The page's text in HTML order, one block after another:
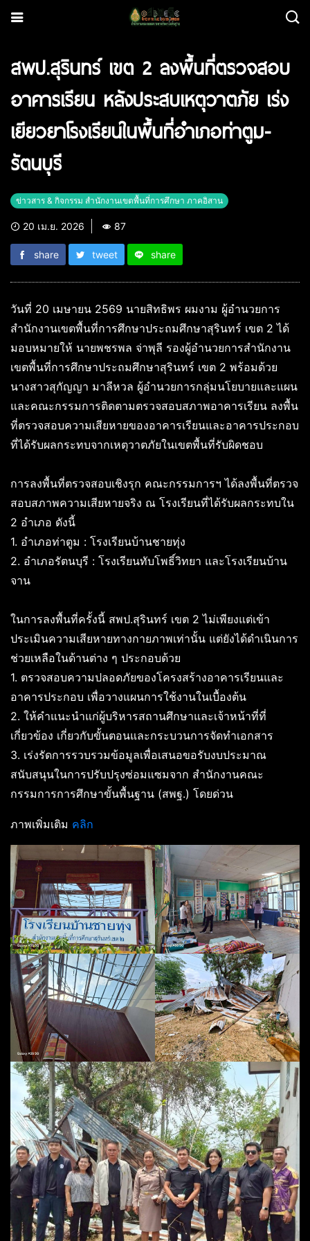
สพป.สุรินทร์ เขต 2 ลงพื้นที่ตรวจสอบ
อาคารเรียน หลังประสบเหตุวาตภัย เร่ง
เยียวยาโรงเรียนในพื้นที่อำเภอท่าตูม-
รัตนบุรี
ข่าวสาร & กิจกรรม สำนักงานเขตพื้นที่การศึกษา ภาคอิสาน
20 เม.ย. 2026 87
share tweet share
วันที่ 20 เมษายน 2569 นายสิทธิพร ผมงาม ผู้อำนวยการ
สำนักงานเขตพื้นที่การศึกษาประถมศึกษาสุรินทร์ เขต 2 ได้
มอบหมายให้ นายพชรพล จ่าพุลี รองผู้อำนวยการสำนักงาน
เขตพื้นที่การศึกษาประถมศึกษาสุรินทร์ เขต 2 พร้อมด้วย
นางสาวสุกัญญา มาลีหวล ผู้อำนวยการกลุ่มนโยบายและแผน
และคณะกรรมการติดตามตรวจสอบสภาพอาคารเรียน ลงพื้น
ที่ตรวจสอบความเสียหายของอาคารเรียนและอาคารประกอบ
ที่ได้รับผลกระทบจากเหตุวาตภัยในเขตพื้นที่รับผิดชอบ
การลงพื้นที่ตรวจสอบเชิงรุก คณะกรรมการฯ ได้ลงพื้นที่ตรวจ
สอบสภาพความเสียหายจริง ณ โรงเรียนที่ได้รับผลกระทบใน
2 อำเภอ ดังนี้
1. อำเภอท่าตูม : โรงเรียนบ้านชายทุ่ง
2. อำเภอรัตนบุรี : โรงเรียนทับโพธิ์วิทยา และโรงเรียนบ้าน
จาน
ในการลงพื้นที่ครั้งนี้ สพป.สุรินทร์ เขต 2 ไม่เพียงแต่เข้า
ประเมินความเสียหายทางกายภาพเท่านั้น แต่ยังได้ดำเนินการ
ช่วยเหลือในด้านต่าง ๆ ประกอบด้วย
1. ตรวจสอบความปลอดภัยของโครงสร้างอาคารเรียนและ
อาคารประกอบ เพื่อวางแผนการใช้งานในเบื้องต้น
2. ให้คำแนะนำแก่ผู้บริหารสถานศึกษาและเจ้าหน้าที่ที่
เกี่ยวข้อง เกี่ยวกับขั้นตอนและกระบวนการจัดทำเอกสาร
3. เร่งรัดการรวบรวมข้อมูลเพื่อเสนอขอรับงบประมาณ
สนับสนุนในการปรับปรุงซ่อมแซมจาก สำนักงานคณะ
กรรมการการศึกษาขั้นพื้นฐาน (สพฐ.) โดยด่วน
ภาพเพิ่มเติม คลิก